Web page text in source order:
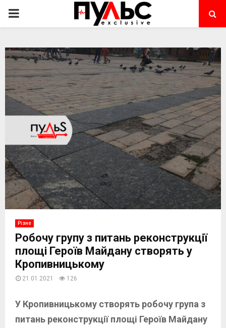
PRIMARY
Різне
Робочу групу з питань реконструкції
площі Героїв Майдану створять у
Кропивницькому
21.01.2021 126
У Кропивницькому створять робочу група з
питань реконструкції площі Героїв Майдану